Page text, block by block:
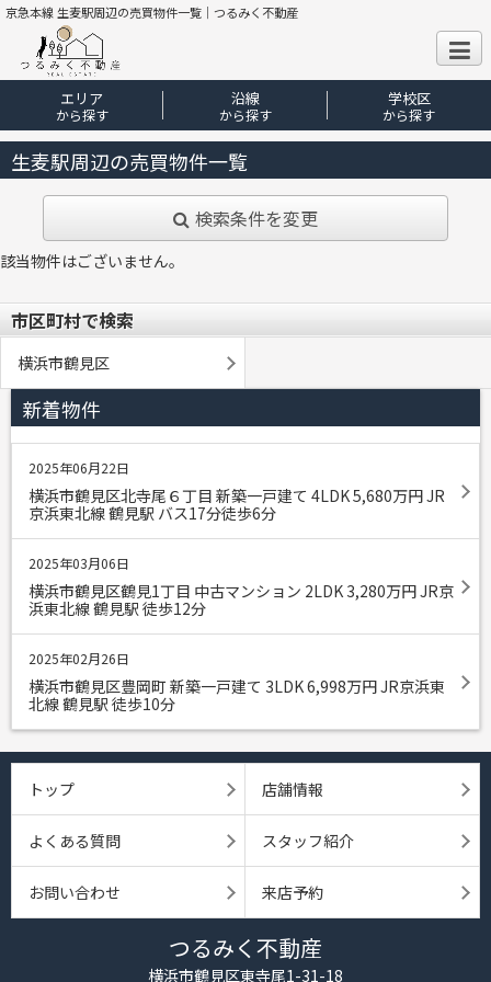
京急本線 生麦駅周辺の売買物件一覧｜つるみく不動産
エリア
から探す
沿線
から探す
学校区
から探す
生麦駅周辺の売買物件一覧
検索条件を変更
該当物件はございません。
市区町村で検索
横浜市鶴見区
新着物件
2025年06月22日
横浜市鶴見区北寺尾６丁目 新築一戸建て 4LDK 5,680万円JR
京浜東北線 鶴見駅 バス17分徒歩6分
2025年03月06日
横浜市鶴見区鶴見1丁目 中古マンション 2LDK 3,280万円JR京
浜東北線 鶴見駅 徒歩12分
2025年02月26日
横浜市鶴見区豊岡町 新築一戸建て 3LDK 6,998万円JR京浜東
北線 鶴見駅 徒歩10分
トップ 店舗情報
よくある質問 スタッフ紹介
お問い合わせ 来店予約
つるみく不動産
横浜市鶴見区東寺尾1-31-18